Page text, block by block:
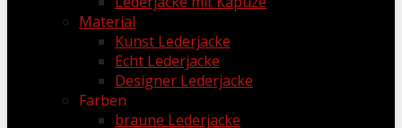
Material
Kunst Lederjacke
Echt Lederjacke
Designer Lederjacke
Farben
braune Lederjacke